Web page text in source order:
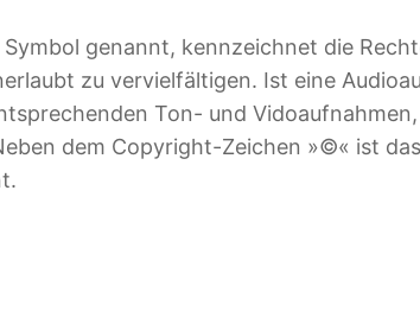
genannt, kennzeichnet die
zu vervielfältigen. Ist eine
Ton- und
dem Copyright-Zeichen »©« ist